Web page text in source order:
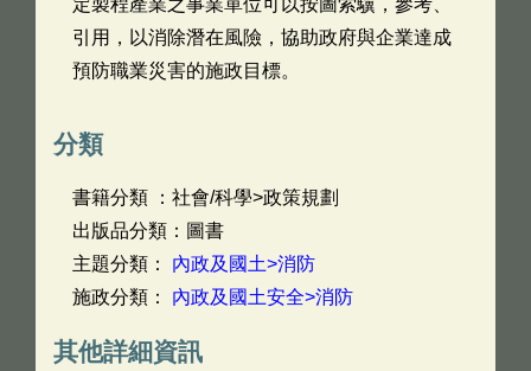
定製程產業之事業單位可以按圖索驥，參考、
引用，以消除潛在風險，協助政府與企業達成
預防職業災害的施政目標。
分類
書籍分類 ：社會/科學>政策規劃
出版品分類：圖書
主題分類： 內政及國土>消防
施政分類： 內政及國土安全>消防
其他詳細資訊